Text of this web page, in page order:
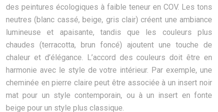
des peintures écologiques à faible teneur en COV. Les tons
neutres (blanc cassé, beige, gris clair) créent une ambiance
lumineuse et apaisante, tandis que les couleurs plus
chaudes (terracotta, brun foncé) ajoutent une touche de
chaleur et d’élégance. L’accord des couleurs doit être en
harmonie avec le style de votre intérieur. Par exemple, une
cheminée en pierre claire peut être associée à un insert noir
mat pour un style contemporain, ou à un insert en fonte
beige pour un style plus classique.